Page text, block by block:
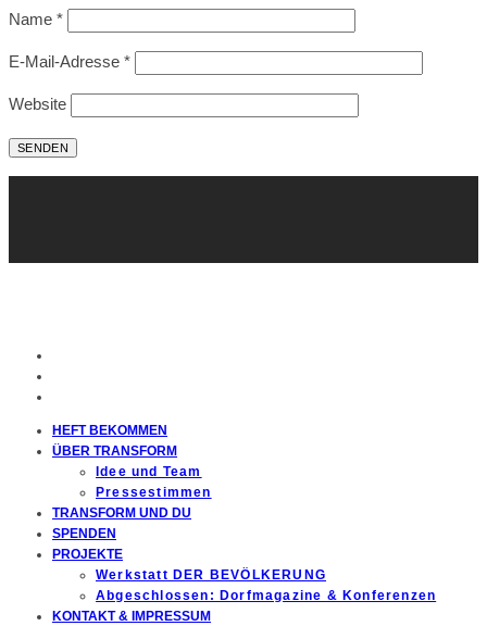
Name *
E-Mail-Adresse *
Website
HEFT BEKOMMEN
ÜBER TRANSFORM
Idee und Team
Pressestimmen
TRANSFORM UND DU
SPENDEN
PROJEKTE
Werkstatt DER BEVÖLKERUNG
Abgeschlossen: Dorfmagazine & Konferenzen
KONTAKT & IMPRESSUM